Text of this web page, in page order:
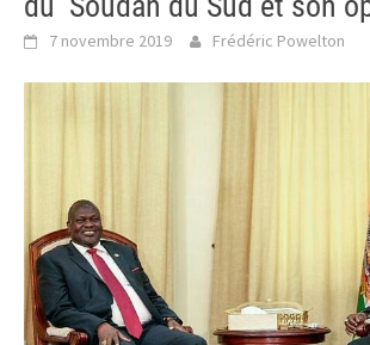
7 novembre 2019 Frédéric Powelton